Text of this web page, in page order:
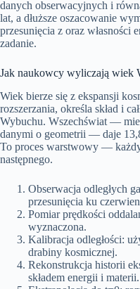
danych obserwacyjnych i
lat, a dłuższe oszacowanie
przesunięcia z oraz własności
zadanie.
Jak naukowcy wyliczają wiek
Wiek bierze się z ekspansji
rozszerzania, określa skład i
Wybuchu. Wszechświat —
danymi o geometrii — daje
To proces warstwowy —
następnego.
Obserwacja odległych
przesunięcia ku
Pomiar prędkości
wyznaczona.
Kalibracja odległości:
drabiny kosmicznej.
Rekonstrukcja historii
składem energii i materii.